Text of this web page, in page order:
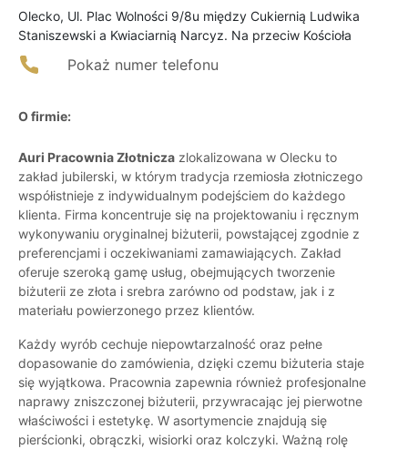
Olecko, Ul. Plac Wolności 9/8u między Cukiernią Ludwika
Staniszewski a Kwiaciarnią Narcyz. Na przeciw Kościoła
Pokaż numer telefonu
O firmie:
Auri Pracownia Złotnicza zlokalizowana w Olecku to
zakład jubilerski, w którym tradycja rzemiosła złotniczego
współistnieje z indywidualnym podejściem do każdego
klienta. Firma koncentruje się na projektowaniu i ręcznym
wykonywaniu oryginalnej biżuterii, powstającej zgodnie z
preferencjami i oczekiwaniami zamawiających. Zakład
oferuje szeroką gamę usług, obejmujących tworzenie
biżuterii ze złota i srebra zarówno od podstaw, jak i z
materiału powierzonego przez klientów.
Każdy wyrób cechuje niepowtarzalność oraz pełne
dopasowanie do zamówienia, dzięki czemu biżuteria staje
się wyjątkowa. Pracownia zapewnia również profesjonalne
naprawy zniszczonej biżuterii, przywracając jej pierwotne
właściwości i estetykę. W asortymencie znajdują się
pierścionki, obrączki, wisiorki oraz kolczyki. Ważną rolę